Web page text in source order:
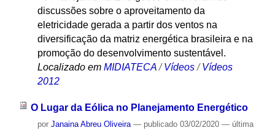
discussões sobre o aproveitamento da
eletricidade gerada a partir dos ventos na
diversificação da matriz energética brasileira e na
promoção do desenvolvimento sustentável.
Localizado em MIDIATECA /Vídeos /Vídeos
2012
O Lugar da Eólica no Planejamento Energético
por Janaina Abreu Oliveira — publicado03/02/2020 — última